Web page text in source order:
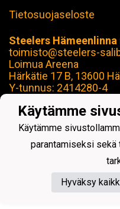
Tietosuojaseloste
Steelers Hämeenlinna
toimisto@steelers-
Loimua Areena
Härkätie 17 B, 13600
Y-tunnus: 2414280-4
Käytämme
Käytämme
parantamiseksi
Hyväksy